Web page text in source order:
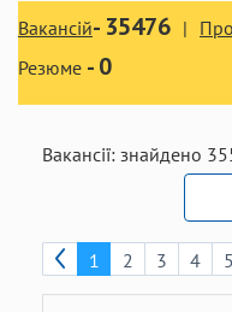
Вакансій- 35476
Резюме -0
Вакансії: знайдено
1 2 3 4 5